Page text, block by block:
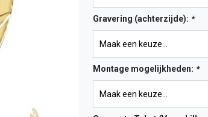
Gravering (achterzijde): *
Montage mogelijkheden: *